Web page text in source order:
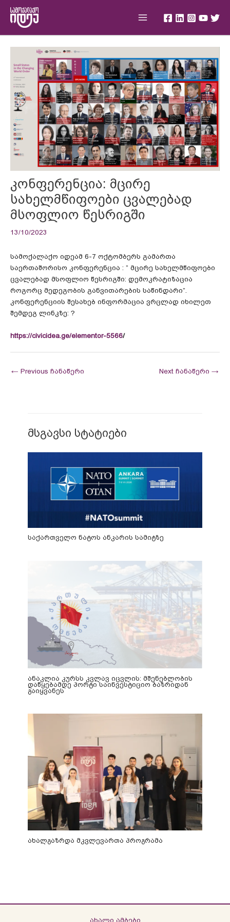
content
კონფერენცია: მცირე
სახელმწიფოები ცვალებად
მსოფლიო წესრიგში
13/10/2023
სამოქალაქო იდეამ 6-7 ოქტომბერს გამართა
საერთაშორისო კონფერენცია : ” მცირე სახელმწიფოები
ცვალებად მსოფლიო წესრიგში: დემოკრატიზაცია
როგორც მედეგობის განვითარების საწინდარი”.
კონფერენციის შესახებ ინფორმაცია ვრცლად იხილეთ
შემდეგ ლინკზე: ?
https://civicidea.ge/elementor-5566/
navigation
← Previous ჩანაწერი Next ჩანაწერი →
მსგავსი სტატიები
საქართველო ნატოს ანკარის სამიტზე
ანაკლია კურსს კვლავ იცვლის: მშენებლობის
დაწყებამდე პორტი საინვესტიციო ბაზრიდან
გაიყვანეს
ახალგაზრდა მკვლევართა პროგრამა
ახალი ამბები